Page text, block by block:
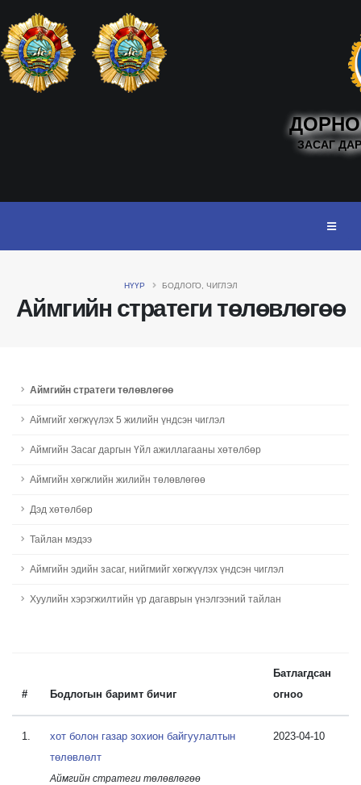
ЗАСАГ
Аймгийн стратеги төлөвлөгөө
НҮҮР БОДЛОГО, ЧИГЛЭЛ
Аймгийн стратеги төлөвлөгөө
Aймгийг хөгжүүлэх 5 жилийн үндсэн чиглэл
Аймгийн Засаг даргын Үйл ажиллагааны хөтөлбөр
Aймгийн хөгжлийн жилийн төлөвлөгөө
Дэд хөтөлбөр
Тайлан мэдээ
Аймгийн эдийн засаг, нийгмийг хөгжүүлэх үндсэн чиглэл
Хуулийн хэрэгжилтийн үр дагаврын үнэлгээний тайлан
# Бодлогын баримт бичиг
Батлагдсан
огноо
1.
хот болон газар зохион байгуулалтын
төлөвлөлт
Аймгийн стратеги төлөвлөгөө
2023-04-10